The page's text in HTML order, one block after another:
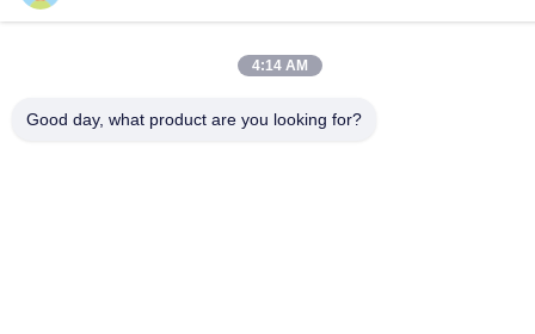
La Chine est bonne. Qualité Rayonnage d'affichage de
supermarché Le fournisseur. 2021-2026 Suzhou Jinta Import &
Export Co., Ltd Tout. Les droits sont réservés.
4:14 AM
Good day, what product are you looking for?